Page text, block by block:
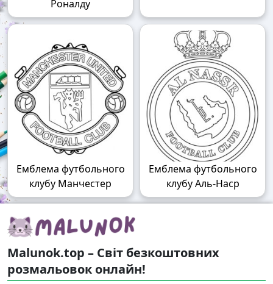
Роналду
Емблема футбольного
клубу Манчестер
Емблема футбольного
клубу Аль-Наср
Malunok.top – Світ безкоштовних
розмальовок онлайн!